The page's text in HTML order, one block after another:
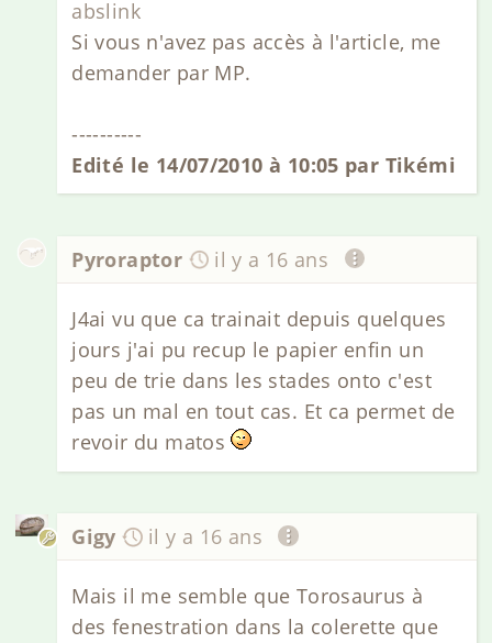
abslink
Si vous n'avez pas accès à l'article, me
demander par MP.
----------
Edité le 14/07/2010 à 10:05 par Tikémi
Pyroraptor il y a 16 ans
J4ai vu que ca trainait depuis quelques
jours j'ai pu recup le papier enfin un
peu de trie dans les stades onto c'est
pas un mal en tout cas. Et ca permet de
revoir du matos
Gigy il y a 16 ans
Mais il me semble que Torosaurus à
des fenestration dans la colerette que